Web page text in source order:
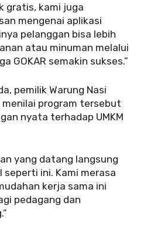
gratis, kami juga
mengenai aplikasi
pelanggan bisa lebih
atau minuman melalui
GOKAR semakin sukses.”
pemilik Warung Nasi
menilai program tersebut
nyata terhadap UMKM
yang datang langsung
ini. Kami merasa
kerja sama ini
pedagang dan